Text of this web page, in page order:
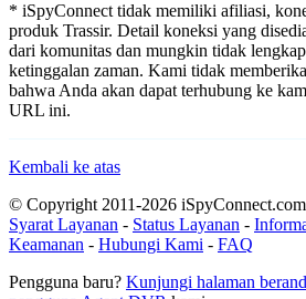
* iSpyConnect tidak memiliki afiliasi,
produk Trassir. Detail koneksi yang
dari komunitas dan mungkin tidak
ketinggalan zaman. Kami tidak
bahwa Anda akan dapat terhubung ke
URL ini.
Kembali ke atas
© Copyright 2011-2026
Syarat Layanan - Status Layanan -
Keamanan - Hubungi Kami - FAQ
Pengguna baru? Kunjungi halaman